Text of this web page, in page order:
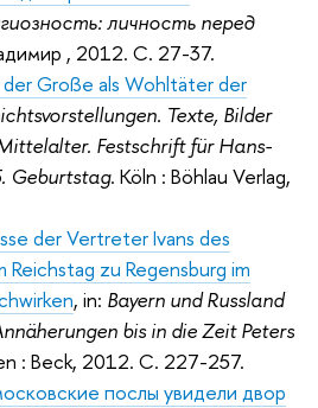
личность перед
, 2012. С. 27-37.
Große als Wohltäter der
Texte, Bilder
Festschrift für Hans-
Geburtstag. Köln : Böhlau Verlag,
der Vertreter Ivans des
zu Regensburg im
, in: Bayern und Russland
bis in die Zeit Peters
: Beck, 2012. С. 227-257.
послы увидели двор